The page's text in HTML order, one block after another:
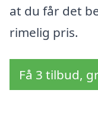
at du får det
rimelig pris.
Få 3 tilbud,